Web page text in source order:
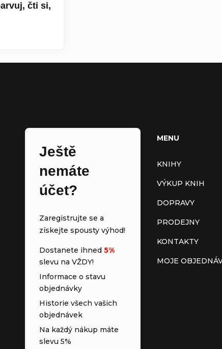
čti si,
Ještě
nemáte
účet?
Zaregistrujte se a
získejte spousty výhod!
Dostanete ihned 5%
slevu na VŽDY!
Informace o stavu
objednávky
Historie všech vašich
objednávek
Na každý nákup máte
slevu 5%
MENU
KNIHY
VÝKUP KNIH
DOPRAVY
PRODEJNY
KONTAKTY
MOJE